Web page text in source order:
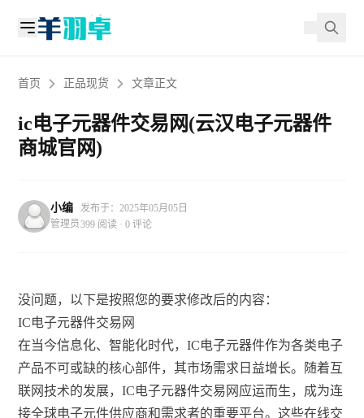
首页 正品现货 文章正文
ic电子元器件交易网(云汉电子元器件
商城官网)
小编
管理员
发布于：2025年05月05日
399 阅读 · 0 评论
没问题，以下是按照您的要求修改后的内容：
IC电子元器件交易网
在当今信息化、智能化时代，IC电子元器件作为各类电子
产品不可或缺的核心部件，其市场需求日益增长。随着互
联网技术的发展，IC电子元器件交易网应运而生，成为连
接全球电子元件供应商和需求者的重要平台。这些在线交